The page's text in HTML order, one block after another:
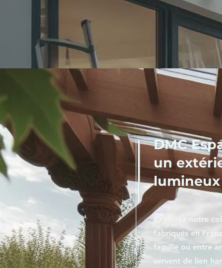
DMC
un
Explorez notre
fabriqués en
famille ou entre
servent de lien